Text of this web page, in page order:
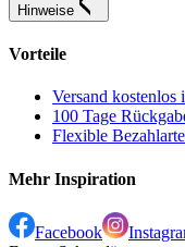
Hinweise
Vorteile
Versand kostenlos
100 Tage
Flexible
Mehr Inspiration
Facebook